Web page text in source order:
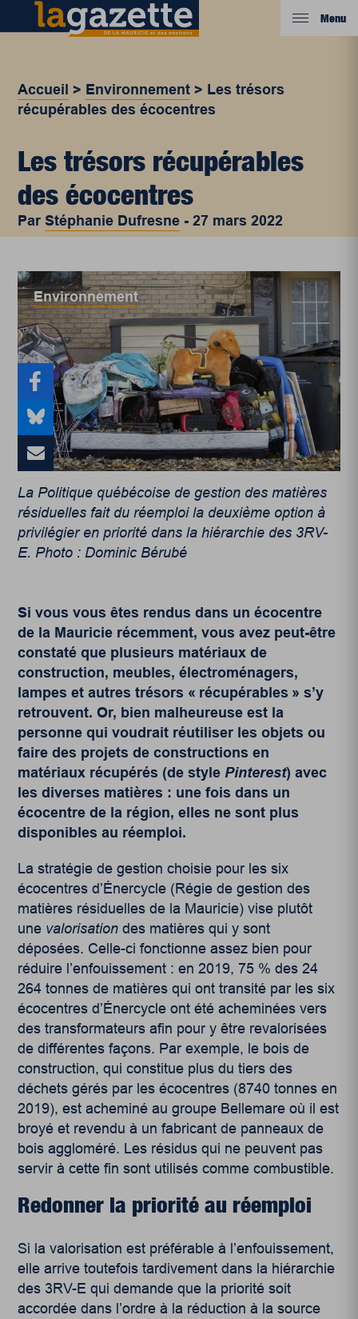
Menu
Accueil > Environnement > Les trésors
récupérables des écocentres
Les trésors récupérables
des écocentres
ParStéphanie Dufresne -27 mars 2022
Environnement
La Politique québécoise de gestion des matières
résiduelles fait du réemploi la deuxième option à
privilégier en priorité dans la hiérarchie des 3RV-
E. Photo : Dominic Bérubé
Si vous vous êtes rendus dans un écocentre
de la Mauricie récemment, vous avez peut-être
constaté que plusieurs matériaux de
construction, meubles, électroménagers,
lampes et autres trésors « récupérables » s’y
retrouvent. Or, bien malheureuse est la
personne qui voudrait réutiliser les objets ou
faire des projets de constructions en
matériaux récupérés (de style Pinterest) avec
les diverses matières : une fois dans un
écocentre de la région, elles ne sont plus
disponibles au réemploi.
La stratégie de gestion choisie pour les six
écocentres d’Énercycle (Régie de gestion des
matières résiduelles de la Mauricie) vise plutôt
une valorisation des matières qui y sont
déposées. Celle-ci fonctionne assez bien pour
réduire l’enfouissement : en 2019, 75 % des 24
264 tonnes de matières qui ont transité par les six
écocentres d’Énercycle ont été acheminées vers
des transformateurs afin pour y être revalorisées
de différentes façons. Par exemple, le bois de
construction, qui constitue plus du tiers des
déchets gérés par les écocentres (8740 tonnes en
2019), est acheminé au groupe Bellemare où il est
broyé et revendu à un fabricant de panneaux de
bois aggloméré. Les résidus qui ne peuvent pas
servir à cette fin sont utilisés comme combustible.
Redonner la priorité au réemploi
Si la valorisation est préférable à l’enfouissement,
elle arrive toutefois tardivement dans la hiérarchie
des 3RV-E qui demande que la priorité soit
accordée dans l’ordre à la réduction à la source